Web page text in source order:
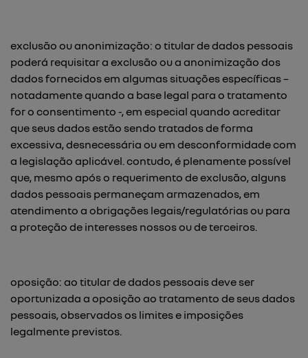
exclusão ou anonimização: o titular de dados pessoais
poderá requisitar a exclusão ou a anonimização dos
dados fornecidos em algumas situações específicas –
notadamente quando a base legal para o tratamento
for o consentimento -, em especial quando acreditar
que seus dados estão sendo tratados de forma
excessiva, desnecessária ou em desconformidade com
a legislação aplicável. contudo, é plenamente possível
que, mesmo após o requerimento de exclusão, alguns
dados pessoais permaneçam armazenados, em
atendimento a obrigações legais/regulatórias ou para
a proteção de interesses nossos ou de terceiros.
oposição: ao titular de dados pessoais deve ser
oportunizada a oposição ao tratamento de seus dados
pessoais, observados os limites e imposições
legalmente previstos.